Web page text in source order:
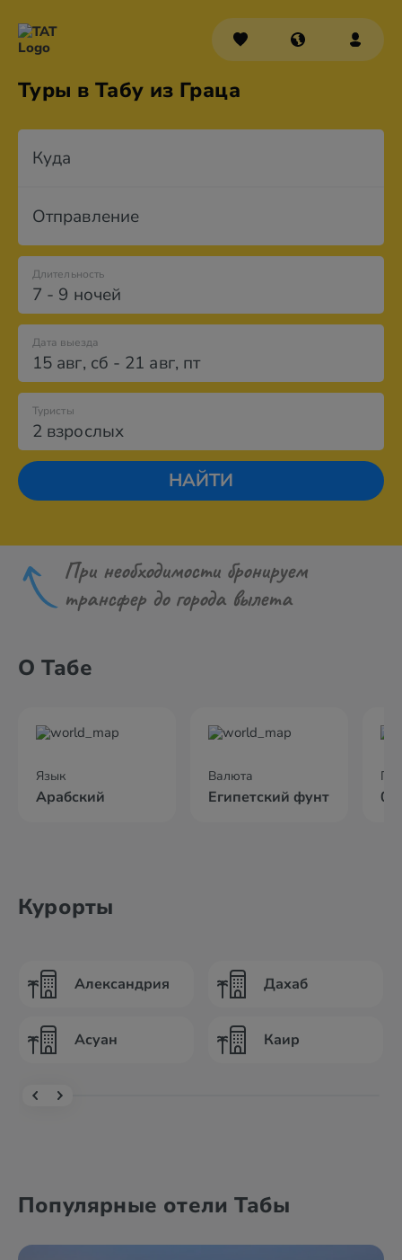
Туры в Табу из Граца
Куда
Отправление
7 - 9 ночей
Длительность
Дата выезда
15 авг, сб - 21 авг, пт
2 взрослых
Туристы
НАЙТИ
При необходимости бронируем
трансфер до города вылета
О Табе
Язык
Арабский
Валюта
Египетский фунт
Курорты
Александрия
Асуан
Дахаб
Каир
Популярные отели Табы